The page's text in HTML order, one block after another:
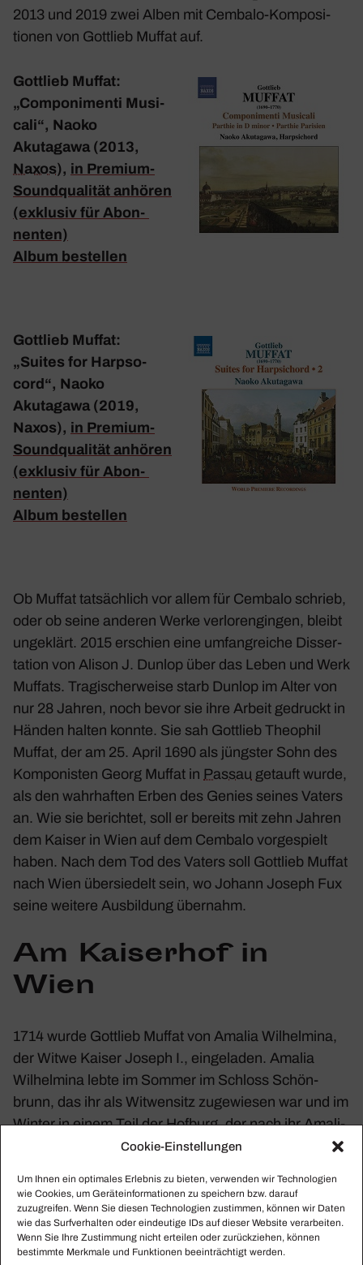
Cookie-Einstellungen
Um Ihnen ein optimales Erlebnis zu bieten, verwenden wir Technologien
wie Cookies, um Geräteinformationen zu speichern bzw. darauf
zuzugreifen. Wenn Sie diesen Technologien zustimmen, können wir Daten
wie das Surfverhalten oder eindeutige IDs auf dieser Website verarbeiten.
Wenn Sie Ihre Zustimmung nicht erteilen oder zurückziehen, können
bestimmte Merkmale und Funktionen beeinträchtigt werden.
2013 und 2019 zwei Alben mit Cembalo-Kompo­si­
tionen von Gott­lieb Muffat auf.
Gott­lieb Muffat:
„Compo­nimenti Musi­
cali“, Naoko
Akutagawa (2013,
Naxos), in Premium-
Sound­qua­lität anhören
(exklusiv für Abon­
nenten)
Album bestellen
Gott­lieb Muffat:
„Suites for Harp­so­
cord“, Naoko
Akutagawa (2019,
Naxos), in Premium-
Sound­qua­lität anhören
(exklusiv für Abon­
nenten)
Album bestellen
Ob Muffat tatsäch­lich vor allem für Cembalo schrieb,
oder ob seine anderen Werke verlo­ren­gingen, bleibt
unge­klärt. 2015 erschien eine umfang­reiche Disser­
ta­tion von Alison J. Dunlop über das Leben und Werk
Muffats. Tragi­scher­weise starb Dunlop im Alter von
nur 28 Jahren, noch bevor sie ihre Arbeit gedruckt in
Händen halten konnte. Sie sah Gott­lieb Theo­phil
Muffat, der am 25. April 1690 als jüngster Sohn des
Kompo­nisten Georg Muffat in Passau getauft wurde,
als den wahr­haften Erben des Genies seines Vaters
an. Wie sie berichtet, soll er bereits mit zehn Jahren
dem Kaiser in Wien auf dem Cembalo vorge­spielt
haben. Nach dem Tod des Vaters soll Gott­lieb Muffat
nach Wien über­sie­delt sein, wo Johann Joseph Fux
seine weitere Ausbil­dung über­nahm.
Am Kaiserhof in
Wien
1714 wurde Gott­lieb Muffat von Amalia Wilhel­mina,
der Witwe Kaiser Joseph I., einge­laden. Amalia
Wilhel­mina lebte im Sommer im Schloss Schön­
brunn, das ihr als Witwen­sitz zuge­wiesen war und im
Winter in einem Teil der Hofburg, der nach ihr Amali­
en­burg genannt wurde. Ihr Hofka­pell­meister war
Empfeh­lung zurück.
Drei Jahre später enga­gierte Kaiser Karl VI. Gott­lieb
Muffat mit einem jähr­li­chen Salär als kaiser­li­chen